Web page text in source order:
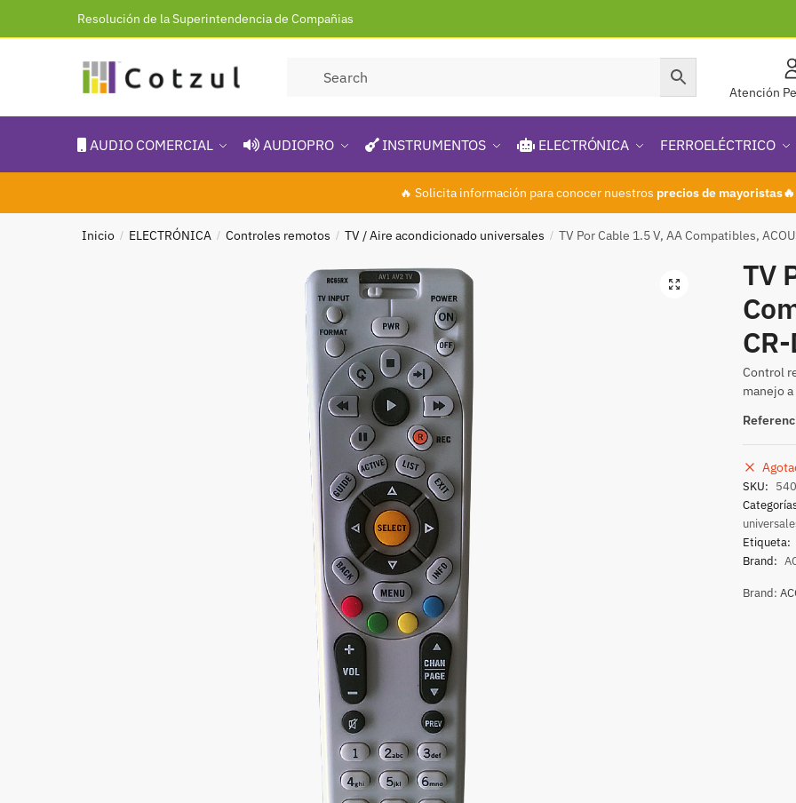
Resolución de la Superintendencia de Compañias
Atención
AUDIO COMERCIAL AUDIOPRO INSTRUMENTOS ELECTRÓNICA FERROELÉCTRICO
🔥 Solicita información para conocer nuestros precios de mayoristas🔥
Inicio / ELECTRÓNICA / Controles remotos / TV / Aire acondicionado universales / TV Por Cable 1.5 V, AA Compatibles,
🔍
TV
Control
manejo
SKU:
Etiqueta:
Brand:
Brand: